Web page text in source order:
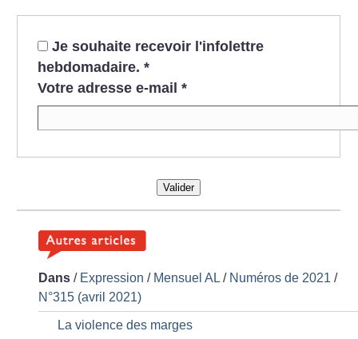
Je souhaite recevoir l'infolettre
hebdomadaire. *
Votre adresse e-mail *
Valider
Dans / Expression / Mensuel AL/ Numéros de 2021 /
N°315 (avril 2021)
La violence des marges